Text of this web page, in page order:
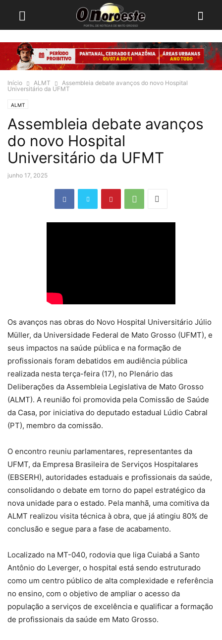
Início ALMT
Assembleia debate avanços do novo Hospital
Universitário da UFMT
ALMT
Assembleia debate avanços
do novo Hospital
Universitário da UFMT
junho 17, 2025
Os avanços nas obras do Novo Hospital Universitário Júlio
Müller, da Universidade Federal de Mato Grosso (UFMT), e
seus impactos na saúde pública e na formação de
profissionais foram debatidos em audiência pública
realizada nesta terça-feira (17), no Plenário das
Deliberações da Assembleia Legislativa de Mato Grosso
(ALMT). A reunião foi promovida pela Comissão de Saúde
da Casa, por iniciativa do deputado estadual Lúdio Cabral
(PT), membro da comissão.
O encontro reuniu parlamentares, representantes da
UFMT, da Empresa Brasileira de Serviços Hospitalares
(EBSERH), autoridades estaduais e profissionais da saúde,
consolidando o debate em torno do papel estratégico da
nova unidade para o estado. Pela manhã, uma comitiva da
ALMT realizou visita técnica à obra, que já atingiu 80% de
conclusão e segue para a fase de acabamento.
Localizado na MT-040, rodovia que liga Cuiabá a Santo
Antônio do Leverger, o hospital está sendo estruturado
como um centro público de alta complexidade e referência
no ensino, com o objetivo de ampliar o acesso da
população a serviços de excelência e qualificar a formação
de profissionais da saúde em Mato Grosso.